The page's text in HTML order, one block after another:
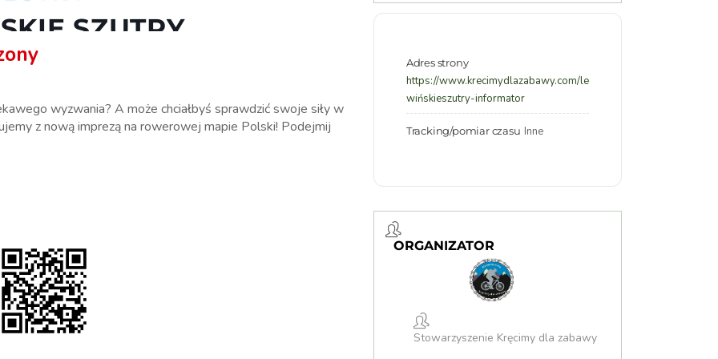
SZUTRY
wyzwania? A może chciałbyś sprawdzić swoje siły w
z nową imprezą na rowerowej mapie Polski! Podejmij
Adres strony
https://www.krecimydlazabawy.com/le
wińskieszutry-informator
Tracking/pomiar czasu Inne
ORGANIZATOR
Stowarzyszenie Kręcimy dla zabawy